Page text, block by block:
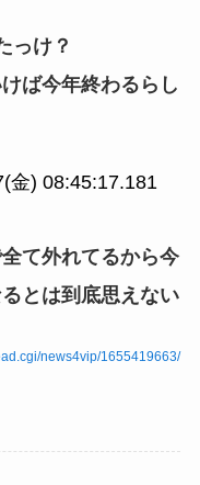
っけ？
ば今年終わるらし
金) 08:45:17.181
て外れてるから今
とは到底思えない
news4vip/1655419663/